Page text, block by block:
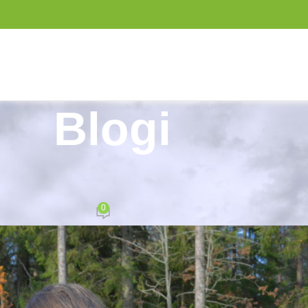
Blogi
Panel Loader reppu
0